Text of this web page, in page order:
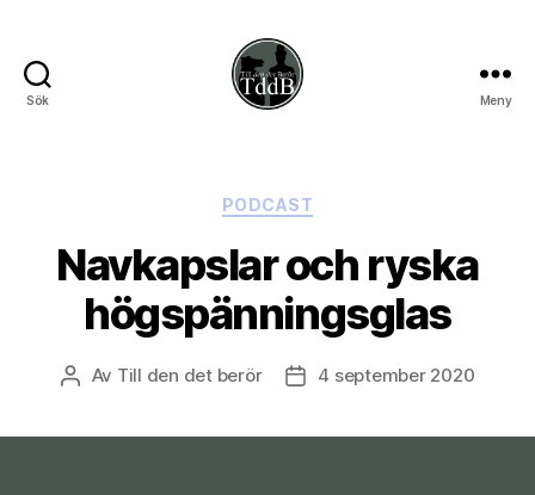
Sök
berör
Meny
Kategorier
PODCAST
Navkapslar och ryska
högspänningsglas
Inläggsförfattare
Av Till den det berör Inläggsdatum
4 september 2020